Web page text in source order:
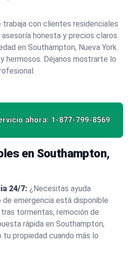
trabaja con clientes residenciales
honesta y precios claros.
en Southampton, Nueva York
hermosos. Déjanos mostrarte lo
ahora: 1-877-799-8569
en Southampton,
24/7: ¿Necesitas ayuda
emergencia está disponible
tormentas, remoción de
rápida en Southampton,
propiedad cuando más lo